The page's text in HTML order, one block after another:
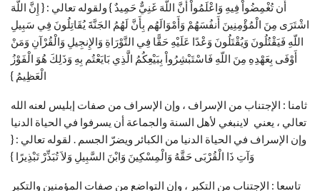
أَن تُغْمِضُواْ فِيهِ وَاعْلَمُواْ أَنَّ اللّهَ غَنِيٌّ حَمِيدٌ } ولقوله تعالي : { إِنَّ اللّهَ
اشْتَرَى مِنَ الْمُؤْمِنِينَ أَنفُسَهُمْ وَأَمْوَالَهُم بِأَنَّ لَهُمُ الجَنَّةَ يُقَاتِلُونَ فِي سَبِيلِ
اللّهِ فَيَقْتُلُونَ وَيُقْتَلُونَ وَعْدًا عَلَيْهِ حَقًّا فِي التَّوْرَاةِ وَالإِنجِيلِ وَالْقُرْآنِ وَمَنْ
أَوْفَى بِعَهْدِهِ مِنَ اللّهِ فَاسْتَبْشِرُواْ بِبَيْعِكُمُ الَّذِي بَايَعْتُم بِهِ وَذَلِكَ هُوَ الْفَوْزُ
الْعَظِيمُ }
ثامنا : الإجتناب من الإسراف ، وإن الإسراف من صفات إبليس لعنه الله
تعالي ، يعني لاينبغي لأهل السنة والجماعة أن يسرفوا في الحياة الدنيا
وإن الإسراف في الحياة الدنيا من الكبائر ويضرّ الجسم . لقوله تعالي : {
وَآتِ ذَا الْقُرْبَى حَقَّهُ وَالْمِسْكِينَ وَابْنَ السَّبِيلِ وَلاَ تُبَذِّرْ تَبْذِيرًا }
تاسعا : الإجتناب من التكبر ، وإن التواضع من صفات المؤمنين والتكبر